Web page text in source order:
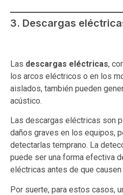
3. Descargas
Las descargas eléctricas,
los arcos eléctricos o en los
aislados, también pueden
acústico.
Las descargas eléctricas son
daños graves en los equipos,
detectarlas temprano. La
puede ser una forma efectiva
eléctricas antes de que
Por suerte, para estos casos,